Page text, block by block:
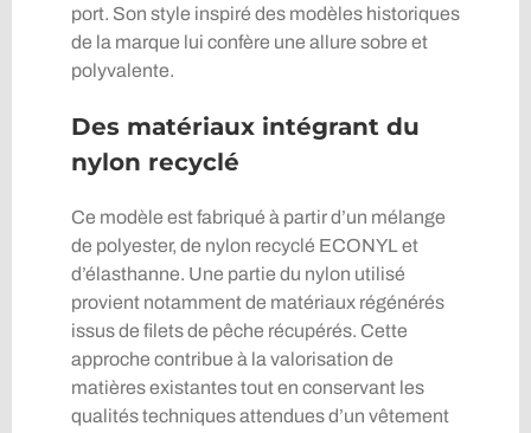
port. Son style inspiré des modèles historiques
de la marque lui confère une allure sobre et
polyvalente.
Des matériaux intégrant du
nylon recyclé
Ce modèle est fabriqué à partir d’un mélange
de polyester, de nylon recyclé ECONYL et
d’élasthanne. Une partie du nylon utilisé
provient notamment de matériaux régénérés
issus de filets de pêche récupérés. Cette
approche contribue à la valorisation de
matières existantes tout en conservant les
qualités techniques attendues d’un vêtement